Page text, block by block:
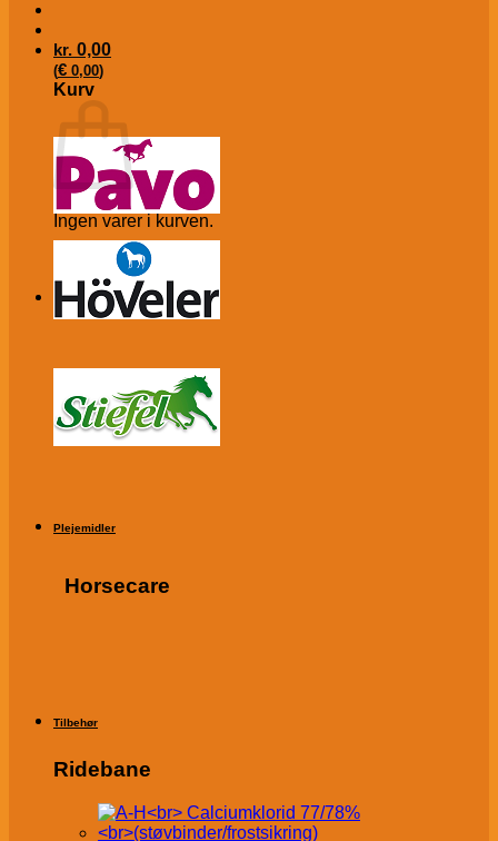
kr. 0,00
(€ 0,00)
Kurv
Ingen varer i kurven.
Tilbage til shoppen
Plejemidler
Horsecare
Tilbehør
Ridebane